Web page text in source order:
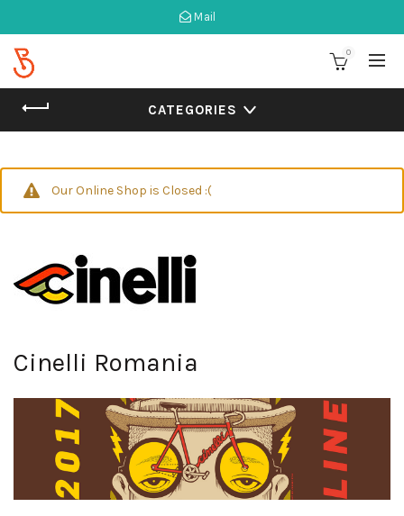
Mail
0
CATEGORIES
Our Online Shop is Closed :(
Cinelli Romania